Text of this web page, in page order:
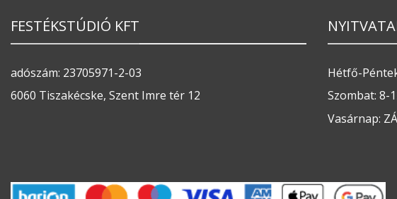
FESTÉKSTÚDIÓ KFT
adószám: 23705971-2-03
6060 Tiszakécske, Szent Imre tér 12
Hétfő-
Szombat: 8-
Vasárnap: